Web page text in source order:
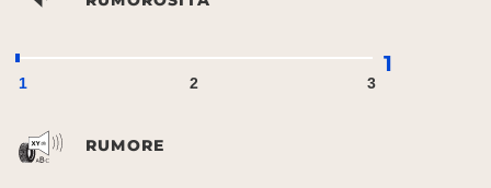
1 2 3
1
RUMORE